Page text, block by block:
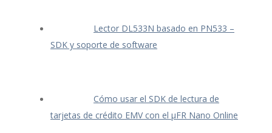
Lector DL533N basado en PN533 –
SDK y soporte de software
Cómo usar el SDK de lectura de
tarjetas de crédito EMV con el μFR Nano Online